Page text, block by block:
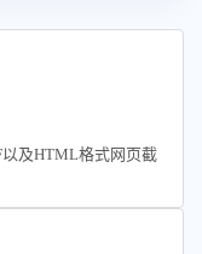
以及HTML格式网页截